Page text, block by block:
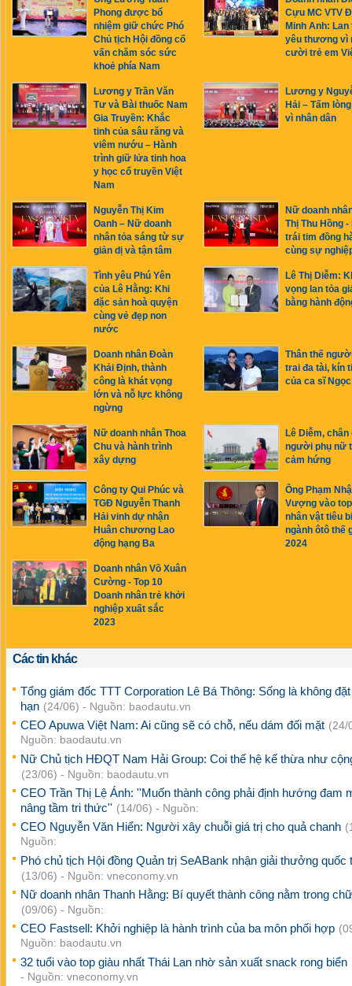
Phong được bổ
nhiệm giữ chức Phó
Chủ tịch Hội đồng cố
vấn chăm sóc sức
khoẻ phía Nam
Cựu MC VTV
Minh Anh: Lan
yêu thương vì
cười trẻ em
Lương y Trần Văn
Tư và Bài thuốc Nam
Gia Truyền: Khắc
tinh của sâu răng và
viêm nướu – Hành
trình giữ lửa tinh hoa
y học cổ truyền Việt
Nam
Lương y
Hải – Tấm
vì nhân dân
Nguyễn Thị Kim
Oanh – Nữ doanh
nhân tỏa sáng từ sự
giản dị và tận tâm
Nữ doanh
Thị Thu Hồng -
trái tim đồng
cùng sự
Tình yêu Phú Yên
của Lê Hằng: Khi
đặc sản hoà quyện
cùng vẻ đẹp non
nước
Lê Thị Diễm:
vọng lan tỏa
bằng hành
Doanh nhân Đoàn
Khải Định, thành
công là khát vọng
lớn và nỗ lực không
ngừng
Thân thế
trai đa tài, kín
của ca sĩ
Nữ doanh nhân Thoa
Chu và hành trình
xây dựng
Lê Diễm, chân
người phụ nữ
cảm hứng
Công ty Qui Phúc và
TGĐ Nguyễn Thanh
Hải vinh dự nhận
Huân chương Lao
động hạng Ba
Ông Phạm
Vượng vào
nhân vật tiêu
ngành ôtô thế
2024
Doanh nhân Võ Xuân
Cường - Top 10
Doanh nhân trẻ khởi
nghiệp xuất sắc
2023
Các tin khác
Tổng giám đốc TTT Corporation Lê Bá Thông: Sống là không
hạn (24/06) - Nguồn: baodautu.vn
CEO Apuwa Việt Nam: Ai cũng sẽ có chỗ, nếu dám đối mặt (24/
Nguồn: baodautu.vn
Nữ Chủ tịch HĐQT Nam Hải Group: Coi thế hệ kế thừa như
(23/06) - Nguồn: baodautu.vn
CEO Trần Thị Lệ Ánh: ''Muốn thành công phải định hướng đam
nâng tầm tri thức'' (14/06) - Nguồn:
CEO Nguyễn Văn Hiển: Người xây chuỗi giá trị cho quả chanh
Nguồn:
Phó chủ tịch Hội đồng Quản trị SeABank nhận giải thưởng quốc
(13/06) - Nguồn: vneconomy.vn
Nữ doanh nhân Thanh Hằng: Bí quyết thành công nằm trong
(09/06) - Nguồn:
CEO Fastsell: Khởi nghiệp là hành trình của ba môn phối hợp
Nguồn: baodautu.vn
32 tuổi vào top giàu nhất Thái Lan nhờ sản xuất snack rong biển
- Nguồn: vneconomy.vn